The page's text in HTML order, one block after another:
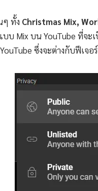
ทั้ง Christmas Mix,
บ Mix บน YouTube ที่จะ
ซึ่งจะต่างกับฟีเจอ